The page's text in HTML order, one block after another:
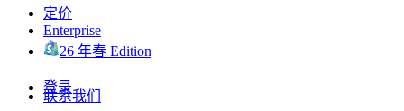
定价
Enterprise
26 年春 Edition
登录
联系我们